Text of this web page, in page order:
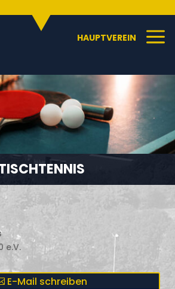
C
HAUPTVEREIN a
e.V.
E-Mail schreiben